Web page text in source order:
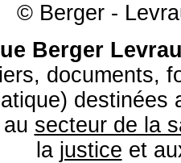
© Berger -
Berger
documents,
destinées
secteur de la
la justice et